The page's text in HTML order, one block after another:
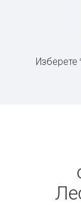
Изберете